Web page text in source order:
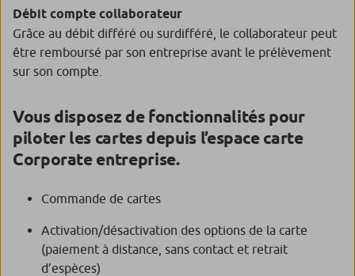
Débit compte collaborateur
Grâce au débit différé ou surdifféré, le collaborateur peut
être remboursé par son entreprise avant le prélèvement
sur son compte.
Vous disposez de fonctionnalités pour
piloter les cartes depuis l’espace carte
Corporate entreprise.
Commande de cartes
Activation/désactivation des options de la carte
(paiement à distance, sans contact et retrait
d’espèces)